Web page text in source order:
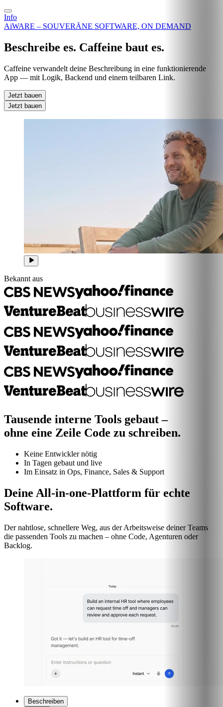
Info
AiWARE – SOUVERÄNE SOFTWARE, ON DEMAND
Beschreibe es. Caffeine baut es.
Caffeine verwandelt deine Beschreibung in eine funktionierende
App — mit Logik, Backend und einem teilbaren Link.
Jetzt bauen
Jetzt bauen
Bekannt aus
Tausende interne Tools gebaut –
ohne eine Zeile Code zu schreiben.
Keine Entwickler nötig
In Tagen gebaut und live
Im Einsatz in Ops, Finance, Sales & Support
Deine All-in-one-Plattform für echte
Software.
Der nahtlose, schnellere Weg, aus der Arbeitsweise deiner Teams
die passenden Tools zu machen – ohne Code, Agenturen oder
Backlog.
Beschreiben